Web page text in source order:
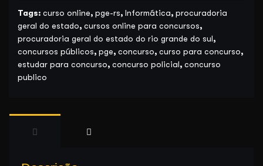
Tags: curso online, pge-rs, Informática, procuradoria
geral do estado, cursos online para concursos,
procuradoria geral do estado do rio grande do sul,
concursos públicos, pge, concurso, curso para concurso,
estudar para concurso, concurso policial, concurso
publico